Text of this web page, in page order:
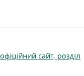
сайт, розділ